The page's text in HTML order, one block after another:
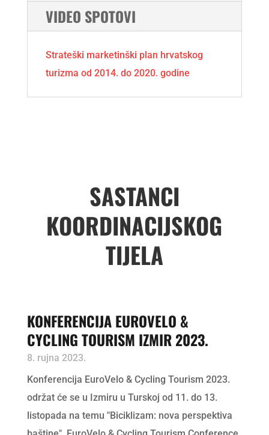
VIDEO SPOTOVI
Strateški marketinški plan hrvatskog
turizma od 2014. do 2020. godine
SASTANCI
KOORDINACIJSKOG
TIJELA
KONFERENCIJA EUROVELO &
CYCLING TOURISM IZMIR 2023.
8. rujna 2023.
Konferencija EuroVelo & Cycling Tourism 2023.
održat će se u Izmiru u Turskoj od 11. do 13.
listopada na temu "Biciklizam: nova perspektiva